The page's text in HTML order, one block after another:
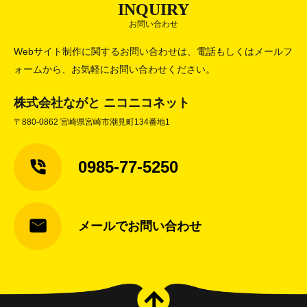
INQUIRY
お問い合わせ
Webサイト制作に関するお問い合わせは、電話もしくはメールフ
ォームから、お気軽にお問い合わせください。
株式会社ながと ニコニコネット
〒880-0862 宮崎県宮崎市潮見町134番地1
0985-77-5250
メールでお問い合わせ
arrow_upward